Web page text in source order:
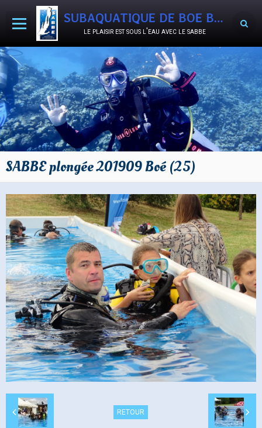
SUBAQUATIQUE DE BOE BON-ENCONTRE
le plaisir est sous l'eau avec le sabbe
Accueil
Agenda
Activités
Le Club
Documents
Album photos
Vidéos
SABB'OCCASIONS
Nous rejoindre
Contacts
SABBE plongée 201909 Boé (25)
RETOUR